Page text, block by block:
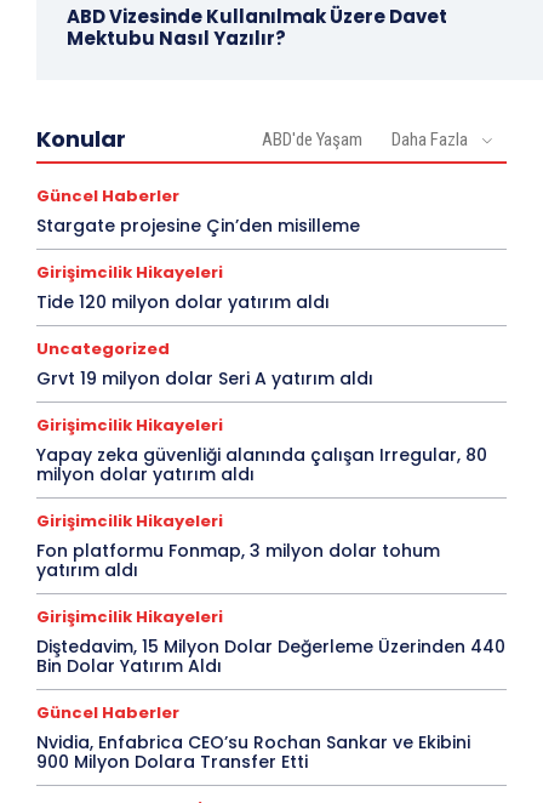
ABD Vizesinde Kullanılmak Üzere Davet
Mektubu Nasıl Yazılır?
Konular ABD'de Yaşam Daha Fazla
Güncel Haberler
Stargate projesine Çin’den misilleme
Girişimcilik Hikayeleri
Tide 120 milyon dolar yatırım aldı
Uncategorized
Grvt 19 milyon dolar Seri A yatırım aldı
Girişimcilik Hikayeleri
Yapay zeka güvenliği alanında çalışan Irregular, 80
milyon dolar yatırım aldı
Girişimcilik Hikayeleri
Fon platformu Fonmap, 3 milyon dolar tohum
yatırım aldı
Girişimcilik Hikayeleri
Diştedavim, 15 Milyon Dolar Değerleme Üzerinden 440
Bin Dolar Yatırım Aldı
Güncel Haberler
Nvidia, Enfabrica CEO’su Rochan Sankar ve Ekibini
900 Milyon Dolara Transfer Etti